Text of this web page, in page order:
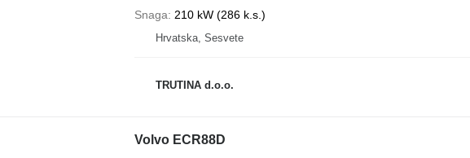
Snaga
210 kW (286 k.s.)
Hrvatska, Sesvete
TRUTINA d.o.o.
Volvo ECR88D